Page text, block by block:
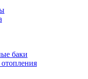
баки